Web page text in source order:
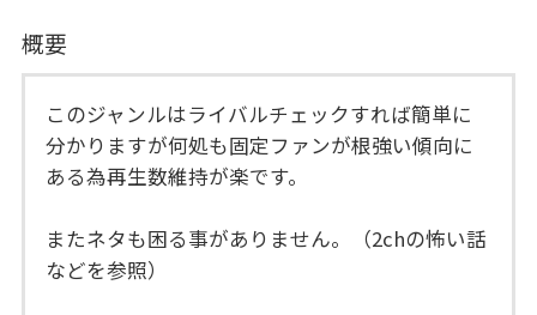
概要
このジャンルはライバルチェックすれば簡単に
分かりますが何処も固定ファンが根強い傾向に
ある為再生数維持が楽です。
またネタも困る事がありません。（2chの怖い話
などを参照）